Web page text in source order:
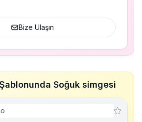
Bize Ulaşın
Şablonunda Soğuk simgesi